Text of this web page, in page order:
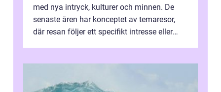
med nya intryck, kulturer och minnen. De
senaste åren har konceptet av temaresor,
där resan följer ett specifikt intresse eller